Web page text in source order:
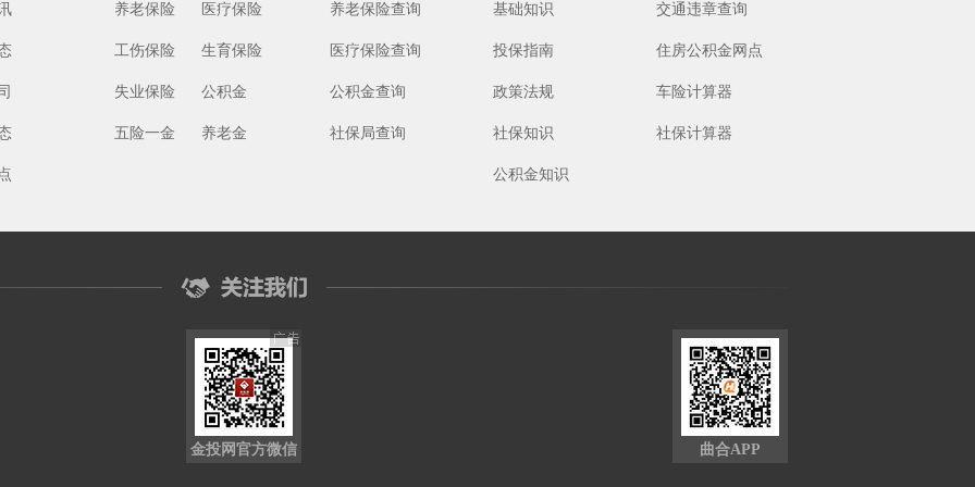
养老保险 医疗保险
工伤保险 生育保险
失业保险 公积金
五险一金 养老金
养老保险查询
医疗保险查询
公积金查询
社保局查询
基础知识
投保指南
政策法规
社保知识
公积金知识
交通违章查询
住房公积金网点
车险计算器
社保计算器
金投网官方微信 曲合APP